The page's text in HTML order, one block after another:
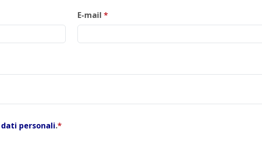
E-mail *
dati personali.*